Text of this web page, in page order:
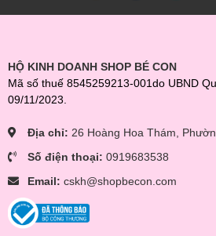
HỘ KINH DOANH SHOP BÉ CON
Mã số thuế 8545259213-001do UBND
09/11/2023.
Địa chỉ: 26 Hoàng Hoa Thám,
Số điện thoại: 0919683538
Email: cskh@shopbecon.com